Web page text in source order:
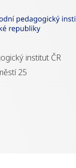
institut ČR
25